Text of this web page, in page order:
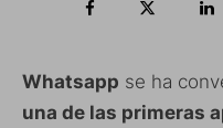
Whatsapp se ha
una de las primeras